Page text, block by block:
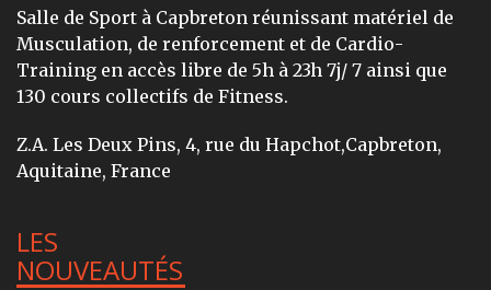
Salle de Sport à Capbreton réunissant matériel de
Musculation, de renforcement et de Cardio-
Training en accès libre de 5h à 23h 7j/ 7 ainsi que
130 cours collectifs de Fitness.
Z.A. Les Deux Pins, 4, rue du Hapchot,Capbreton,
Aquitaine, France
LES
NOUVEAUTÉS